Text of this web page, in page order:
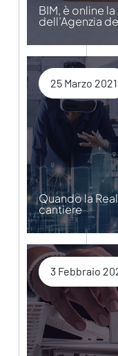
BIM, è online
dell’Agenzia
25 Marzo 2021
Quando la
cantiere
3 Febbraio